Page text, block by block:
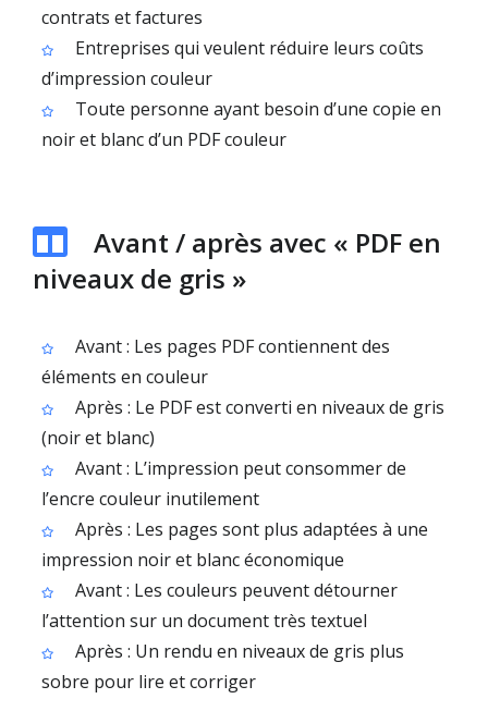
contrats et factures
Entreprises qui veulent réduire leurs coûts
d’impression couleur
Toute personne ayant besoin d’une copie en
noir et blanc d’un PDF couleur
Avant / après avec « PDF en
niveaux de gris »
Avant : Les pages PDF contiennent des
éléments en couleur
Après : Le PDF est converti en niveaux de gris
(noir et blanc)
Avant : L’impression peut consommer de
l’encre couleur inutilement
Après : Les pages sont plus adaptées à une
impression noir et blanc économique
Avant : Les couleurs peuvent détourner
l’attention sur un document très textuel
Après : Un rendu en niveaux de gris plus
sobre pour lire et corriger